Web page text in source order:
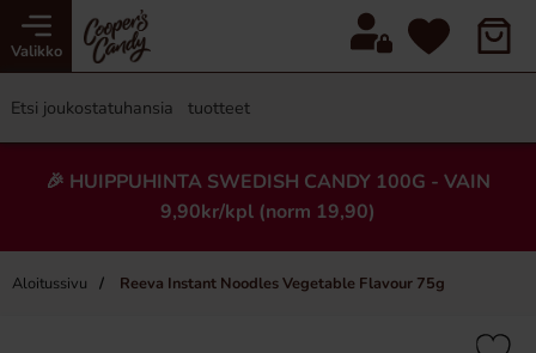
Valikko
🎉 HUIPPUHINTA SWEDISH CANDY 100G - VAIN
9,90kr/kpl (norm 19,90)
Aloitussivu Reeva Instant Noodles Vegetable Flavour 75g
×